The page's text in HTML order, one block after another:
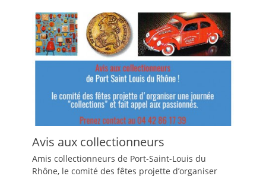
Avis aux collectionneurs
Amis collectionneurs de Port-Saint-Louis du
Rhône, le comité des fêtes projette d’organiser